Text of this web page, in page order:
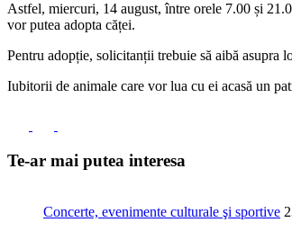
Astfel, miercuri, 14 august, între orele 7.00 și
vor putea adopta căței.
Pentru adopție, solicitanții trebuie să aibă asupra
Iubitorii de animale care vor lua cu ei acasă un
Te-ar mai putea interesa
Concerte, evenimente culturale şi sportive